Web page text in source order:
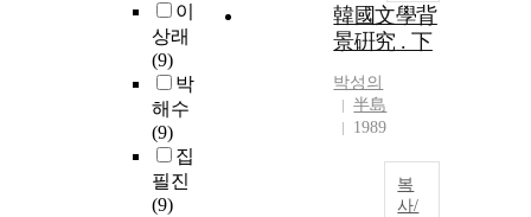
이
상래
(9)
박
해수
(9)
집
필진
(9)
韓國文學背
景硏究 . 下
박성의
半島
1989
복
사/